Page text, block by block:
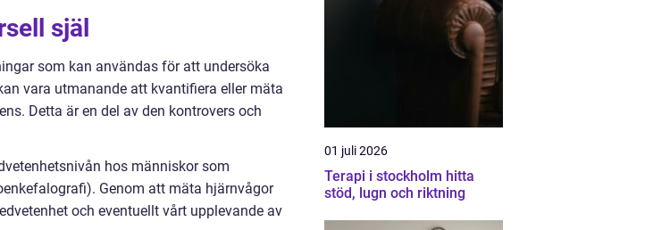
själ
som kan användas för att undersöka
vara utmanande att kvantifiera eller mäta
Detta är en del av den kontrovers och
hos människor som
Genom att mäta hjärnvågor
och eventuellt vårt upplevande av
01 juli 2026
Terapi i stockholm hitta
stöd, lugn och riktning